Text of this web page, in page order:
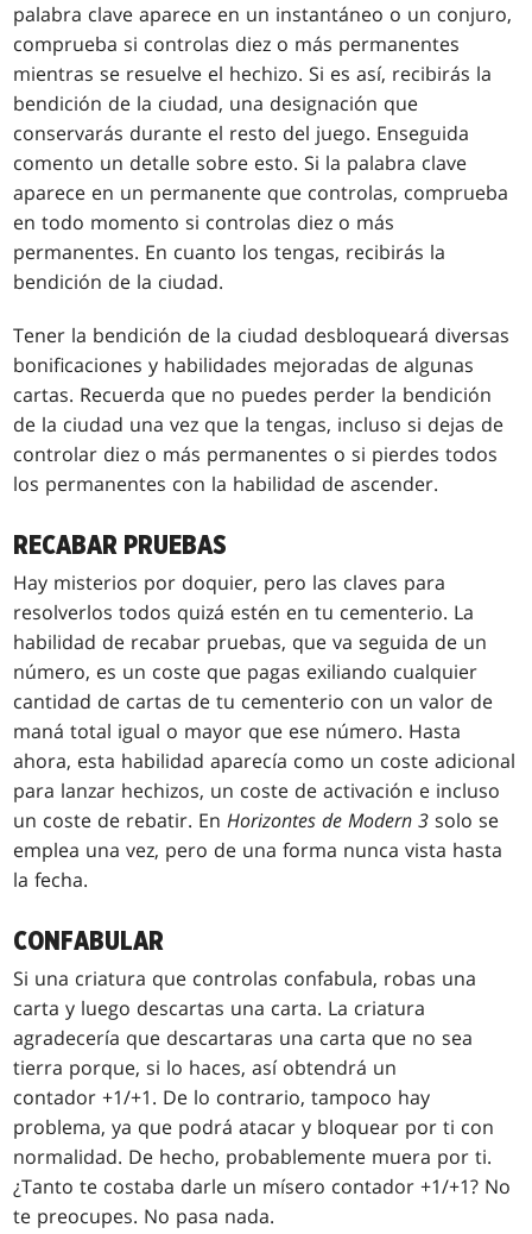
palabra clave aparece en un instantáneo o un conjuro,
comprueba si controlas diez o más permanentes
mientras se resuelve el hechizo. Si es así, recibirás la
bendición de la ciudad, una designación que
conservarás durante el resto del juego. Enseguida
comento un detalle sobre esto. Si la palabra clave
aparece en un permanente que controlas, comprueba
en todo momento si controlas diez o más
permanentes. En cuanto los tengas, recibirás la
bendición de la ciudad.
Tener la bendición de la ciudad desbloqueará diversas
bonificaciones y habilidades mejoradas de algunas
cartas. Recuerda que no puedes perder la bendición
de la ciudad una vez que la tengas, incluso si dejas de
controlar diez o más permanentes o si pierdes todos
los permanentes con la habilidad de ascender.
RECABAR PRUEBAS
Hay misterios por doquier, pero las claves para
resolverlos todos quizá estén en tu cementerio. La
habilidad de recabar pruebas, que va seguida de un
número, es un coste que pagas exiliando cualquier
cantidad de cartas de tu cementerio con un valor de
maná total igual o mayor que ese número. Hasta
ahora, esta habilidad aparecía como un coste adicional
para lanzar hechizos, un coste de activación e incluso
un coste de rebatir. EnHorizontes de Modern 3 solo se
emplea una vez, pero de una forma nunca vista hasta
la fecha.
CONFABULAR
Si una criatura que controlas confabula, robas una
carta y luego descartas una carta. La criatura
agradecería que descartaras una carta que no sea
tierra porque, si lo haces, así obtendrá un
contador +1/+1. De lo contrario, tampoco hay
problema, ya que podrá atacar y bloquear por ti con
normalidad. De hecho, probablemente muera por ti.
¿Tanto te costaba darle un mísero contador +1/+1? No
te preocupes. No pasa nada.